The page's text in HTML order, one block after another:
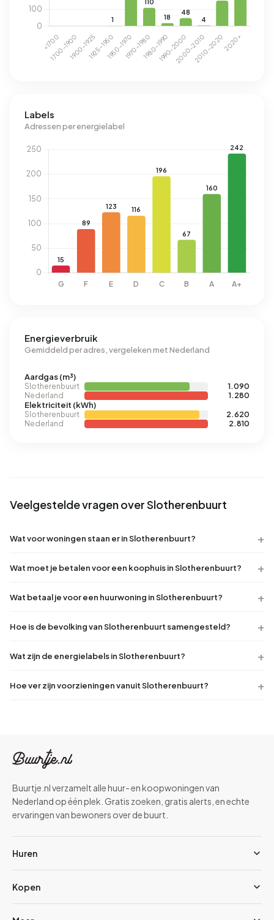
Labels
Adressen per energielabel
Energieverbruik
Gemiddeld per adres, vergeleken met Nederland
Aardgas (m³)
Slotherenbuurt
1.090
Nederland
1.280
Elektriciteit (kWh)
Slotherenbuurt
2.620
Nederland
2.810
Veelgestelde vragen over Slotherenbuurt
Wat voor woningen staan er in Slotherenbuurt?
Wat moet je betalen voor een koophuis in Slotherenbuurt?
Wat betaal je voor een huurwoning in Slotherenbuurt?
Hoe is de bevolking van Slotherenbuurt samengesteld?
Wat zijn de energielabels in Slotherenbuurt?
Hoe ver zijn voorzieningen vanuit Slotherenbuurt?
Buurtje.nl verzamelt alle huur- en koopwoningen van
Nederland op één plek. Gratis zoeken, gratis alerts, en echte
ervaringen van bewoners over de buurt.
Huren
Kopen